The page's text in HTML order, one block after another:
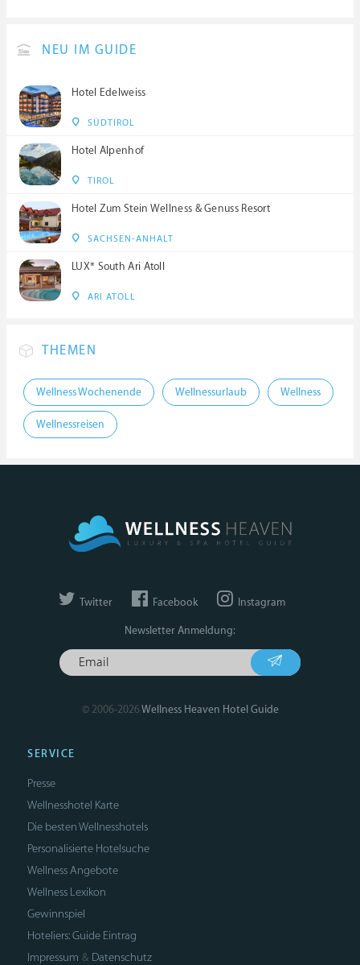
NEU IM GUIDE
Hotel Edelweiss
SÜDTIROL
Hotel Alpenhof
TIROL
Hotel Zum Stein Wellness & Genuss Resort
SACHSEN-ANHALT
LUX* South Ari Atoll
ARI ATOLL
THEMEN
Wellness Wochenende Wellnessurlaub Wellness
Wellnessreisen
Twitter Facebook Instagram
Newsletter Anmeldung:
© 2006-2026Wellness Heaven Hotel Guide
SERVICE
Presse
Wellnesshotel Karte
Die besten Wellnesshotels
Personalisierte Hotelsuche
Wellness Angebote
Wellness Lexikon
Gewinnspiel
Hoteliers: Guide Eintrag
Impressum & Datenschutz